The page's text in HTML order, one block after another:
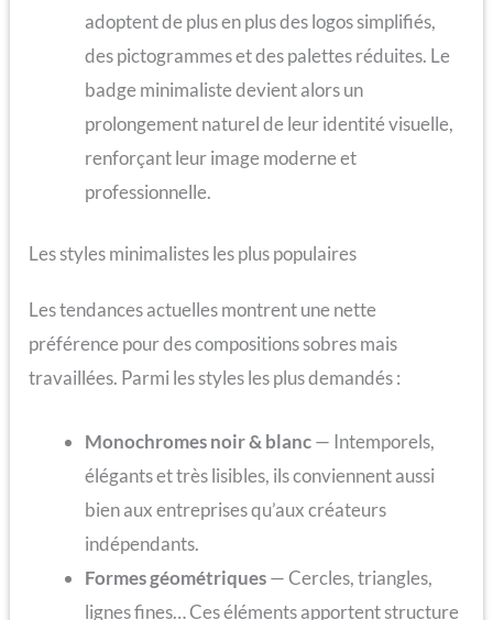
adoptent de plus en plus des logos simplifiés,
des pictogrammes et des palettes réduites. Le
badge minimaliste devient alors un
prolongement naturel de leur identité visuelle,
renforçant leur image moderne et
professionnelle.
Les styles minimalistes les plus populaires
Les tendances actuelles montrent une nette
préférence pour des compositions sobres mais
travaillées. Parmi les styles les plus demandés :
Monochromes noir & blanc— Intemporels,
élégants et très lisibles, ils conviennent aussi
bien aux entreprises qu’aux créateurs
indépendants.
Formes géométriques— Cercles, triangles,
lignes fines… Ces éléments apportent structure